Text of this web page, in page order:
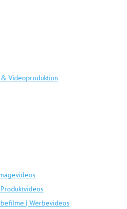
| Werbevideos